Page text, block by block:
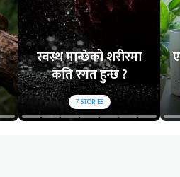
स्वस्थ मान्छेको शरीरमा
कति रगत हुन्छ ?
7STORIES